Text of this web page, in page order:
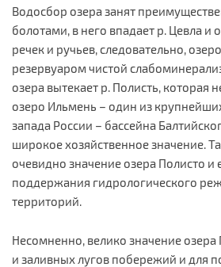
Водосбор озера занят
болотами, в него впадает р. Цевла и
речек и ручьев, следовательно,
резервуаром чистой
озера вытекает р. Полисть, которая
озеро Ильмень – один из
запада России – бассейна
широкое хозяйственное значение.
очевидно значение озера Полисто и
поддержания гидрологического
территорий.
Несомненно, велико значение
и заливных лугов побережий и для